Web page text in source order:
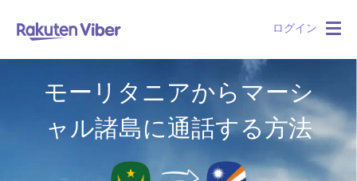
ログイン
モーリタニアからマーシ
ャル諸島に通話する方法